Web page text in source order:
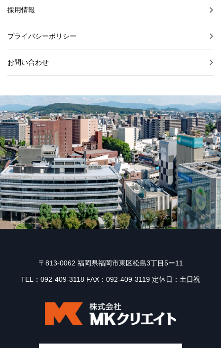
採用情報
プライバシーポリシー
お問い合わせ
〒813-0062 福岡県福岡市東区松島3丁目5ー11
TEL：092-409-3118 FAX：092-409-3119 定休日：土日祝